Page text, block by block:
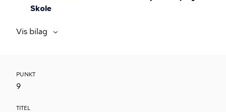
Skole
Vis bilag
PUNKT
9
TITEL